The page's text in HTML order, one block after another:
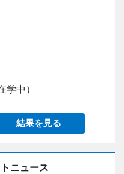
中）
結果を見る
ニュース